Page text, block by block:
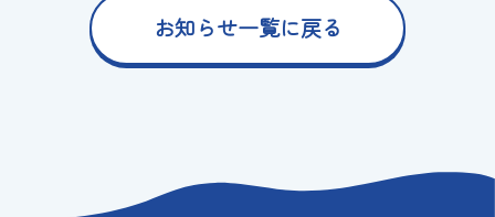
お知らせ一覧に戻る